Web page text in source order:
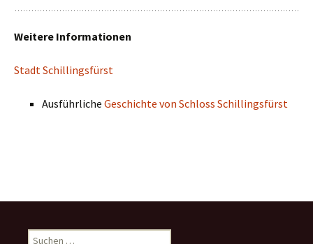
Weitere Informationen
Stadt Schillingsfürst
Ausführliche Geschichte von Schloss Schillingsfürst